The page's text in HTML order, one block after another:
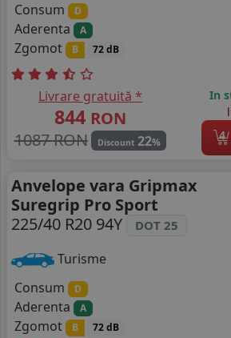
Consum
D
Aderenta A
Zgomot B 72 dB
Livrare gratuită *
844 RON
1087 RON
Discount 22%
In
4
Anvelope vara Gripmax
Suregrip Pro Sport
225/40 R20 94Y
DOT 25
Turisme
Consum
D
Aderenta A
Zgomot B 72 dB